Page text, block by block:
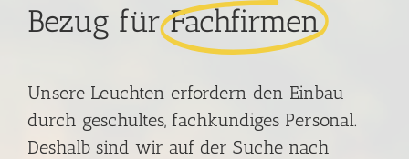
Bezug für Fachfirmen
Unsere Leuchten erfordern den Einbau
durch geschultes, fachkundiges Personal.
Deshalb sind wir auf der Suche nach